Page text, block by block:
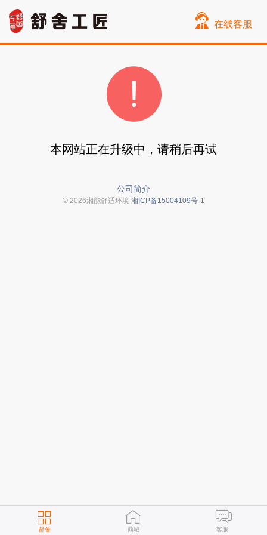
舒舍 商城 客服
在线客服
本网站正在升级中，请稍后再试
公司简介
© 2026湘能舒适环境 湘ICP备15004109号-1